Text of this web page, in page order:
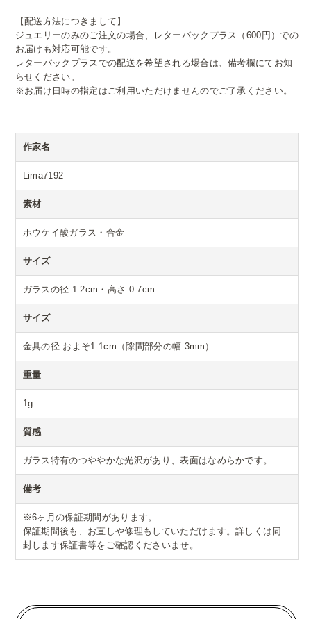
【配送方法につきまして】
ジュエリーのみのご注文の場合、レターパックプラス（600円）での
お届けも対応可能です。
レターパックプラスでの配送を希望される場合は、備考欄にてお知
らせください。
※お届け日時の指定はご利用いただけませんのでご了承ください。
作家名
Lima7192
素材
ホウケイ酸ガラス・合金
サイズ
ガラスの径 1.2cm・高さ 0.7cm
サイズ
金具の径 およそ1.1cm（隙間部分の幅 3mm）
重量
1g
質感
ガラス特有のつややかな光沢があり、表面はなめらかです。
備考
※6ヶ月の保証期間があります。
保証期間後も、お直しや修理もしていただけます。詳しくは同
封します保証書等をご確認くださいませ。